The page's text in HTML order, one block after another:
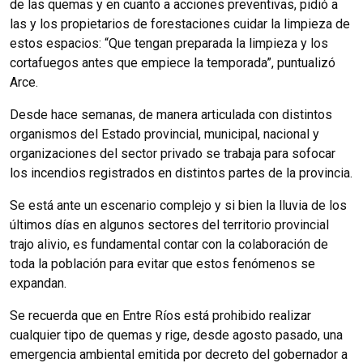
de las quemas y en cuanto a acciones preventivas, pidió a
las y los propietarios de forestaciones cuidar la limpieza de
estos espacios: “Que tengan preparada la limpieza y los
cortafuegos antes que empiece la temporada”, puntualizó
Arce.
Desde hace semanas, de manera articulada con distintos
organismos del Estado provincial, municipal, nacional y
organizaciones del sector privado se trabaja para sofocar
los incendios registrados en distintos partes de la provincia.
Se está ante un escenario complejo y si bien la lluvia de los
últimos días en algunos sectores del territorio provincial
trajo alivio, es fundamental contar con la colaboración de
toda la población para evitar que estos fenómenos se
expandan.
Se recuerda que en Entre Ríos está prohibido realizar
cualquier tipo de quemas y rige, desde agosto pasado, una
emergencia ambiental emitida por decreto del gobernador a